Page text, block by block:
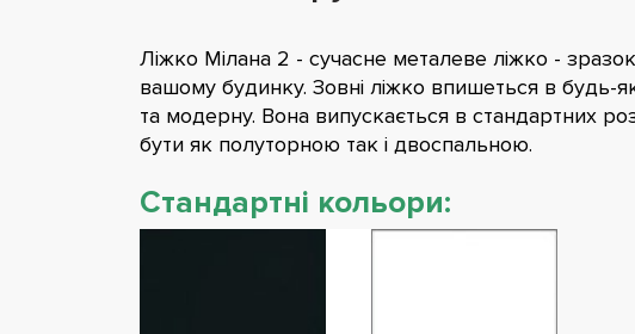
Ліжко Мілана 2 - сучасне металеве ліжко -
вашому будинку. Зовні ліжко впишеться в будь-
та модерну. Вона випускається в стандартних
бути як полуторною так і двоспальною.
Стандартні кольори: